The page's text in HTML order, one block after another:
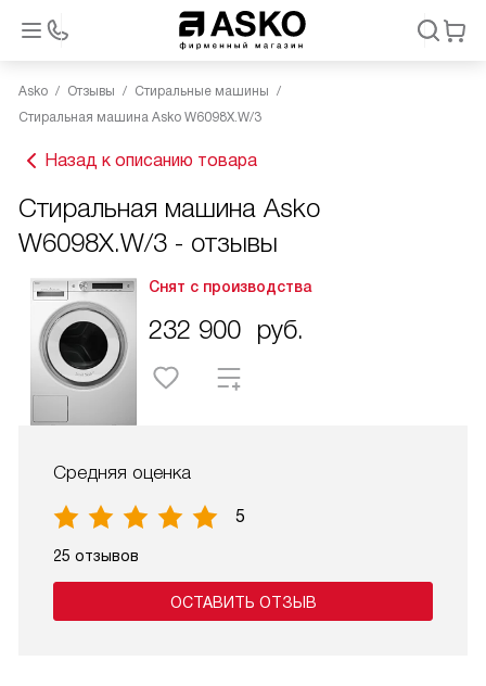
Asko Отзывы
Стиральные машины
Стиральная машина Asko W6098X.W/3
Назад к описанию товара
Стиральная машина Asko
W6098X.W/3 - отзывы
Снят с производства
232 900 руб.
Средняя оценка
5
25 отзывов
ОСТАВИТЬ ОТЗЫВ